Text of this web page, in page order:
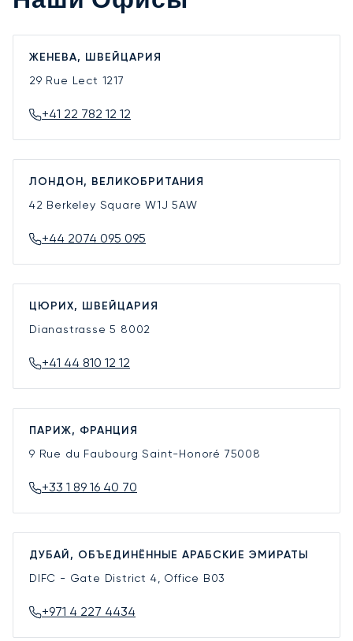
ЖЕНЕВА, ШВЕЙЦАРИЯ
29 Rue Lect 1217
+41 22 782 12 12
ЛОНДОН, ВЕЛИКОБРИТАНИЯ
42 Berkeley SquareW1J 5AW
+44 2074 095 095
ЦЮРИХ, ШВЕЙЦАРИЯ
Dianastrasse 5 8002
+41 44 810 12 12
ПАРИЖ, ФРАНЦИЯ
9 Rue du Faubourg Saint-Honoré 75008
+33 1 89 16 40 70
ДУБАЙ, ОБЪЕДИНЁННЫЕ АРАБСКИЕ ЭМИРАТЫ
DIFC - Gate District 4, Office B03
+971 4 227 4434